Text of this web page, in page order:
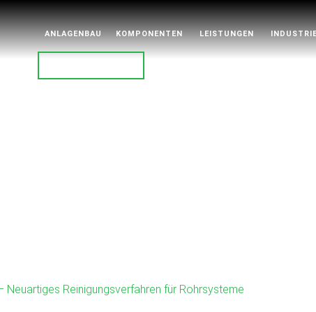
ANLAGENBAU KOMPONENTEN LEISTUNGEN
Neuartiges Reinigungsverfahren für Rohrsysteme